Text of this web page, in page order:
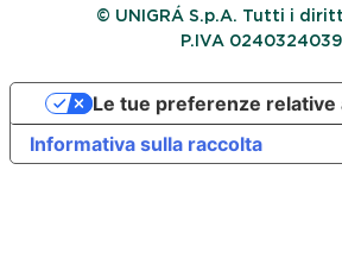
© UNIGRÁ S.p.A. Tutti i
P.IVA
Informativa sulla raccolta
Le tue preferenze relative